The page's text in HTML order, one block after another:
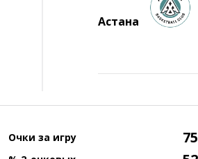
Астана
Очки за игру